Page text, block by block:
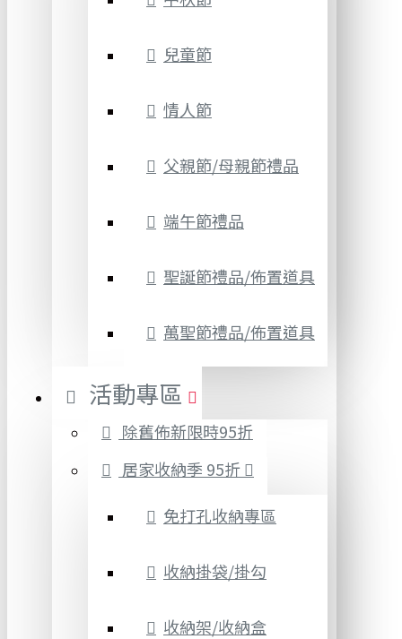
兒童節
情人節
父親節/母親節禮品
端午節禮品
聖誕節禮品/佈置道具
萬聖節禮品/佈置道具
活動專區
除舊佈新限時95折
居家收納季 95折
免打孔收納專區
收納掛袋/掛勾
收納架/收納盒